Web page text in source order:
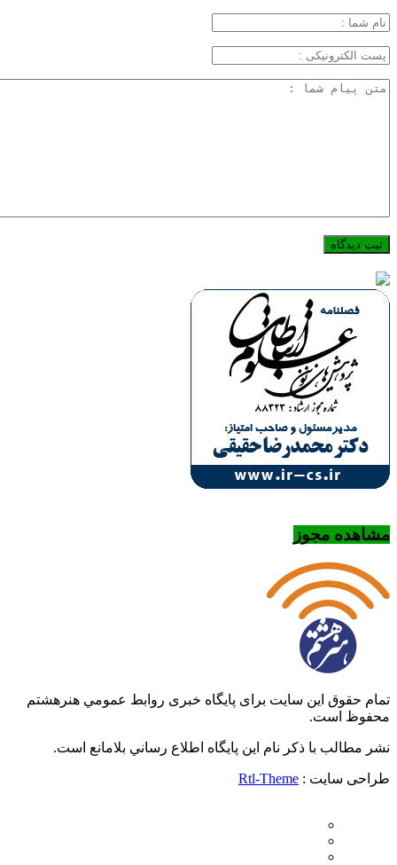
مشاهده مجوز
تمام حقوق این سایت برای پایگاه خبری روابط عمومي هنرهشتم
محفوظ است.
نشر مطالب با ذکر نام اين پايگاه اطلاع رساني بلامانع است.
طراحی سایت : Rtl-Theme